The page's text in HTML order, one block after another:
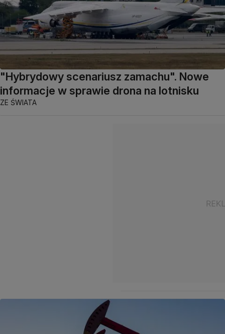
"Hybrydowy scenariusz zamachu". Nowe
informacje w sprawie drona na lotnisku
ZE ŚWIATA